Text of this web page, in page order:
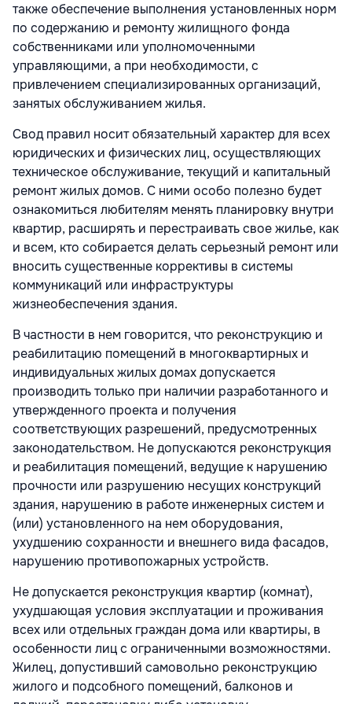
также обеспечение выполнения установленных норм
по содержанию и ремонту жилищного фонда
собственниками или уполномоченными
управляющими, а при необходимости, с
привлечением специализированных организаций,
занятых обслуживанием жилья.
Свод правил носит обязательный характер для всех
юридических и физических лиц, осуществляющих
техническое обслуживание, текущий и капитальный
ремонт жилых домов. С ними особо полезно будет
ознакомиться любителям менять планировку внутри
квартир, расширять и перестраивать свое жилье, как
и всем, кто собирается делать серьезный ремонт или
вносить существенные коррективы в системы
коммуникаций или инфраструктуры
жизнеобеспечения здания.
В частности в нем говорится, что реконструкцию и
реабилитацию помещений в многоквартирных и
индивидуальных жилых домах допускается
производить только при наличии разработанного и
утвержденного проекта и получения
соответствующих разрешений, предусмотренных
законодательством. Не допускаются реконструкция
и реабилитация помещений, ведущие к нарушению
прочности или разрушению несущих конструкций
здания, нарушению в работе инженерных систем и
(или) установленного на нем оборудования,
ухудшению сохранности и внешнего вида фасадов,
нарушению противопожарных устройств.
Не допускается реконструкция квартир (комнат),
ухудшающая условия эксплуатации и проживания
всех или отдельных граждан дома или квартиры, в
особенности лиц с ограниченными возможностями.
Жилец, допустивший самовольно реконструкцию
жилого и подсобного помещений, балконов и